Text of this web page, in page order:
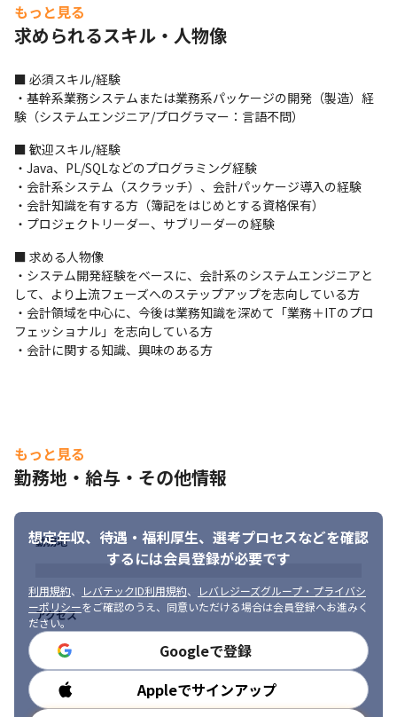
・官公庁：省庁内での各種業務システム
・業務領域が生産、販売、購買、在庫、原価管理およびSCMと幅
広く、会計領域の中でも多種多様なシステム開発案件に携われま
す
・会計領域の案件において、開発工程全般からマネジメントまで
を経験することで、専門性を磨けます
本人の意向をヒアリングし、希望に沿う案件に参画します。
もっと見る
求められるスキル・人物像
■ 必須スキル/経験
・基幹系業務システムまたは業務系パッケージの開発（製造）経
験（システムエンジニア/プログラマー：言語不問）
■ 歓迎スキル/経験
・Java、PL/SQLなどのプログラミング経験
・会計系システム（スクラッチ）、会計パッケージ導入の経験
・会計知識を有する方（簿記をはじめとする資格保有）
・プロジェクトリーダー、サブリーダーの経験
■ 求める人物像
・システム開発経験をベースに、会計系のシステムエンジニアと
して、より上流フェーズへのステップアップを志向している方
・会計領域を中心に、今後は業務知識を深めて「業務＋ITのプロ
フェッショナル」を志向している方
・会計に関する知識、興味のある方
もっと見る
勤務地・給与・その他情報
想定年収、待遇・福利厚生、 選考プロセスなどを確認
するには会員登録が必要です
利用規約、 レバテックID利用規約、
レバレジーズグループ・プライバシ
ーポリシーをご確認のうえ、同意いただける場合は会員登録へお進みく
ださい。
Googleで登録
Appleでサインアップ
勤務地
アクセス
勤務時間